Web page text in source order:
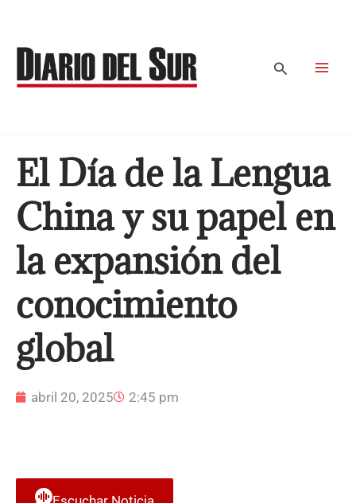
contenido
Buscar
El Día de la Lengua
China y su papel en
la expansión del
conocimiento
global
abril 20, 2025 2:45 pm